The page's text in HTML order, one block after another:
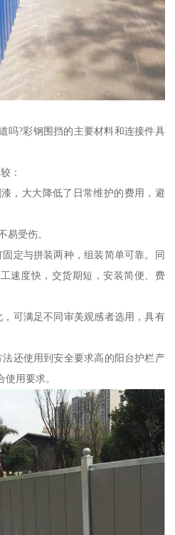
吗?彩钢围挡的主要材料和连接件具
：
，大大降低了日常维护的费用，避
易受伤。
定与拼装两种，组装简单可靠。同
速度快，交货期短，安装简便、费
可满足不同审美观感者选用，具有
还使用到安全要求高的阳台护栏产
用要求。